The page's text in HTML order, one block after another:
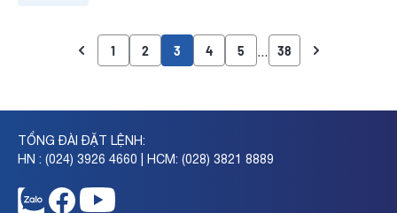
1 2 3 4 5 38
TỔNG ĐÀI ĐẶT LỆNH:
HN : (024) 3926 4660 | HCM: (028) 3821 8889